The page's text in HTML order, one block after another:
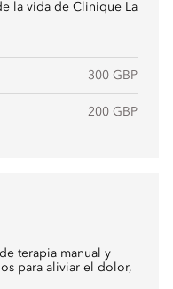
la vida de Clinique La
300 GBP
200 GBP
terapia manual y
para aliviar el dolor,